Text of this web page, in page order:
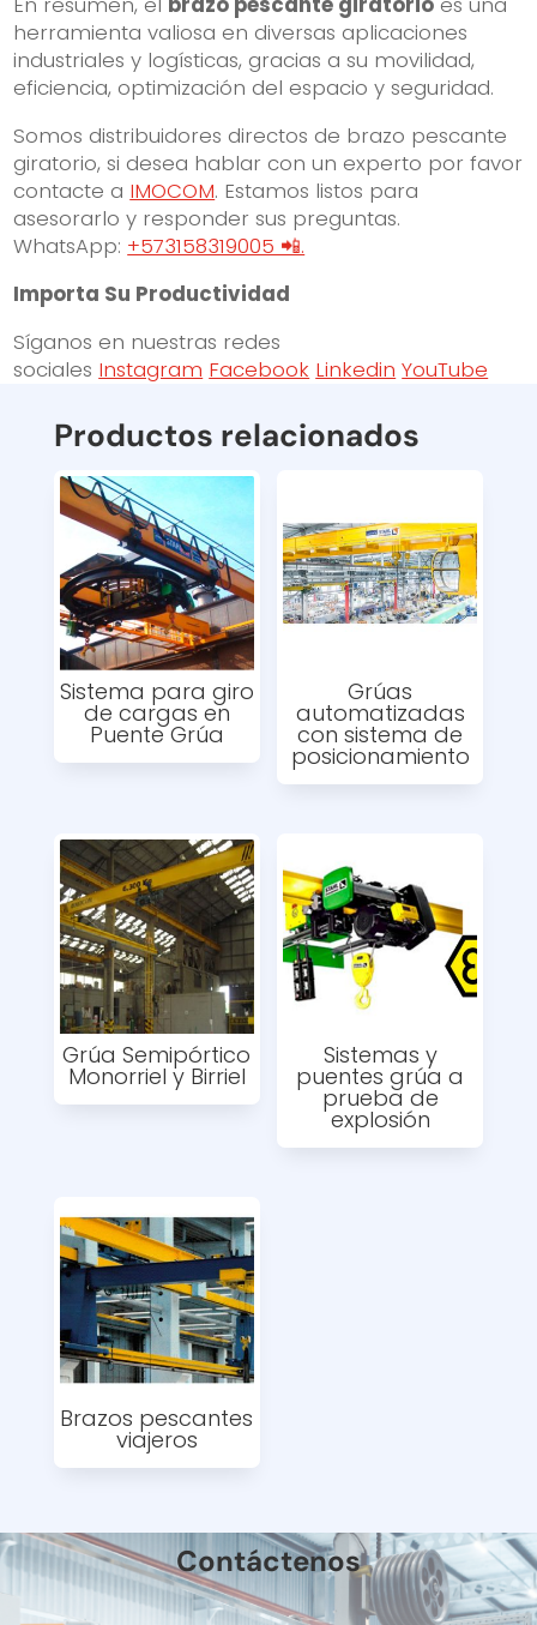
herramienta valiosa en diversas aplicaciones
industriales y logísticas, gracias a su movilidad,
eficiencia, optimización del espacio y seguridad.
Somos distribuidores directos de brazo pescante
giratorio, si desea hablar con un experto por favor
contacte a IMOCOM. Estamos listos para
asesorarlo y responder sus preguntas.
WhatsApp: +573158319005 📲.
Importa Su Productividad
Síganos en nuestras redes
sociales Instagram Facebook Linkedin YouTube
Productos relacionados
Sistema para giro
de cargas en
Puente Grúa
Grúas
automatizadas
con sistema de
posicionamiento
Grúa Semipórtico
Monorriel y Birriel
Sistemas y
puentes grúa a
prueba de
explosión
Brazos pescantes
viajeros
Contáctenos